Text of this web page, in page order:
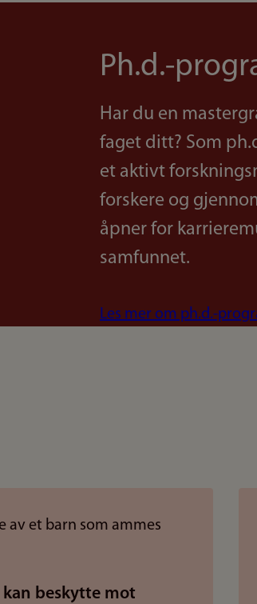
Ph.d.-
Har du en
faget ditt? Som
et aktivt
forskere og
åpner for
samfunnet.
Les mer om ph.d.-
beskytte mot